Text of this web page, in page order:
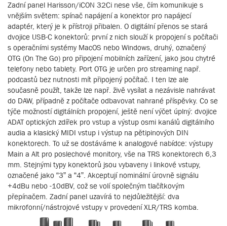
Zadní panel Harisson/iCON 32Ci nese vše, čím komunikuje s
vnějším světem: spínač napájení a konektor pro napájecí
adaptér, který je k přístroji přibalen. O digitální přenos se stará
dvojice USB-C konektorů: první z nich slouží k propojení s počítači
s operačními systémy MacOS nebo Windows, druhý, označený
OTG (On The Go) pro připojení mobilních zařízení, jako jsou chytré
telefony nebo tablety. Port OTG je určen pro streaming např.
podcastů bez nutnosti mít připojený počítač. I ten lze ale
současně použít, takže lze např. živě vysílat a nezávisle nahrávat
do DAW, případně z počítače odbavovat nahrané příspěvky. Co se
týče možností digitálních propojení, ještě není výčet úplný: dvojice
ADAT optických zdířek pro vstup a výstup osmi kanálů digitálního
audia a klasický MIDI vstup i výstup na pětipinových DIN
konektorech. To už se dostáváme k analogové nabídce: výstupy
Main a Alt pro poslechové monitory, vše na TRS konektorech 6,3
mm. Stejnými typy konektorů jsou vybaveny i linkové vstupy,
označené jako “3” a “4”. Akceptují nominální úrovně signálu
+4dBu nebo -10dBV, což se volí společným tlačítkovým
přepínačem. Zadní panel uzavírá to nejdůležitější: dva
mikrofonní/nástrojové vstupy v provedení XLR/TRS komba.